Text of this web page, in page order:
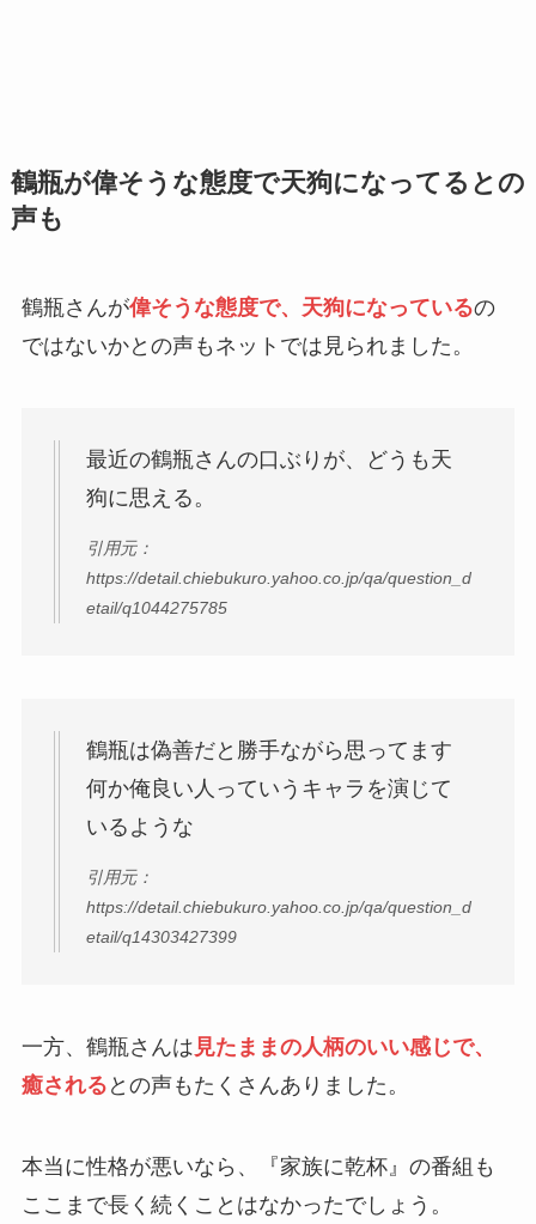
鶴瓶が偉そうな態度で天狗になってるとの
声も
鶴瓶さんが偉そうな態度で、天狗になっているの
ではないかとの声もネットでは見られました。
最近の鶴瓶さんの口ぶりが、どうも天
狗に思える。
引用元：
https://detail.chiebukuro.yahoo.co.jp/qa/question_d
etail/q1044275785
鶴瓶は偽善だと勝手ながら思ってます
何か俺良い人っていうキャラを演じて
いるような
引用元：
https://detail.chiebukuro.yahoo.co.jp/qa/question_d
etail/q14303427399
一方、鶴瓶さんは 見たままの人柄のいい感じで、
癒される との声もたくさんありました。
本当に性格が悪いなら、『家族に乾杯』の番組も
ここまで長く続くことはなかったでしょう。